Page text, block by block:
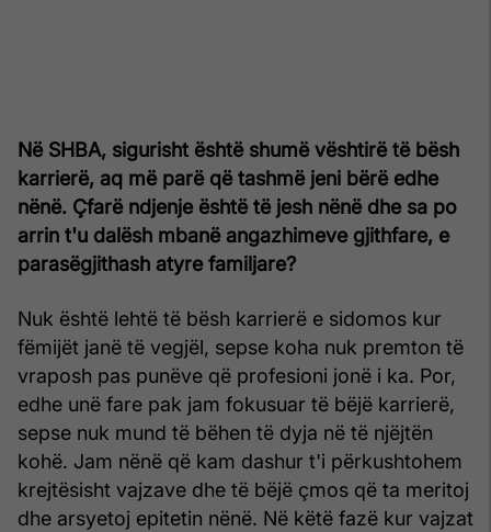
Në SHBA, sigurisht është shumë vështirë të bësh
karrierë, aq më parë që tashmë jeni bërë edhe
nënë. Çfarë ndjenje është të jesh nënë dhe sa po
arrin t'u dalësh mbanë angazhimeve gjithfare, e
parasëgjithash atyre familjare?
Nuk është lehtë të bësh karrierë e sidomos kur
fëmijët janë të vegjël, sepse koha nuk premton të
vraposh pas punëve që profesioni jonë i ka. Por,
edhe unë fare pak jam fokusuar të bëjë karrierë,
sepse nuk mund të bëhen të dyja në të njëjtën
kohë. Jam nënë që kam dashur t'i përkushtohem
krejtësisht vajzave dhe të bëjë çmos që ta meritoj
dhe arsyetoj epitetin nënë. Në këtë fazë kur vajzat